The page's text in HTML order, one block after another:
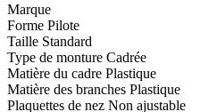
Marque
Forme Pilote
Taille Standard
Type de monture Cadrée
Matière du cadre Plastique
Matière des branches Plastique
Plaquettes de nez Non ajustable